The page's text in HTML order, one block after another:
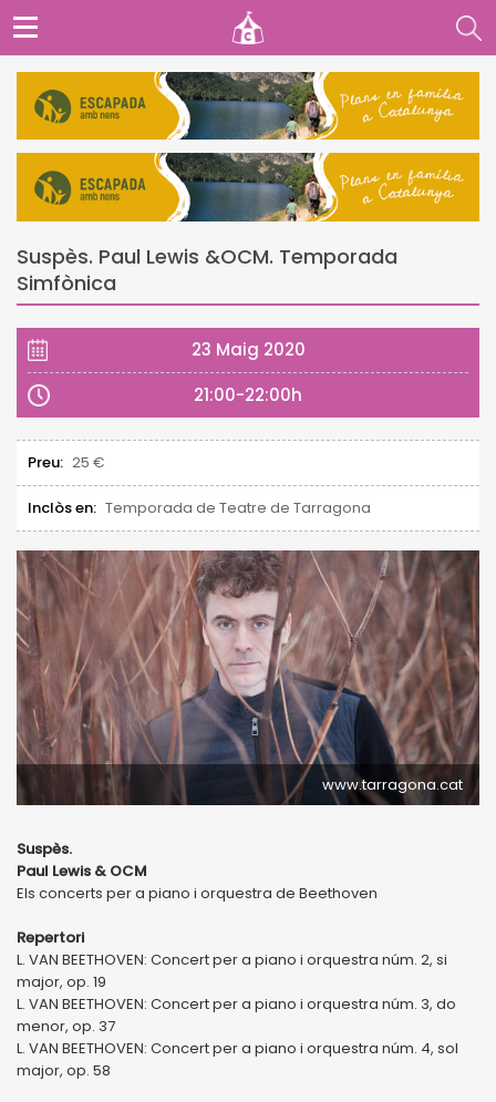
Suspès. Paul Lewis &OCM. Temporada
Simfònica
23 Maig 2020
21:00-22:00h
Preu: 25 €
Inclòs en: Temporada de Teatre de Tarragona
www.tarragona.cat
Suspès.
Paul Lewis & OCM
Els concerts per a piano i orquestra de Beethoven
Repertori
L. VAN BEETHOVEN: Concert per a piano i orquestra núm. 2, si
major, op. 19
L. VAN BEETHOVEN: Concert per a piano i orquestra núm. 3, do
menor, op. 37
L. VAN BEETHOVEN: Concert per a piano i orquestra núm. 4, sol
major, op. 58